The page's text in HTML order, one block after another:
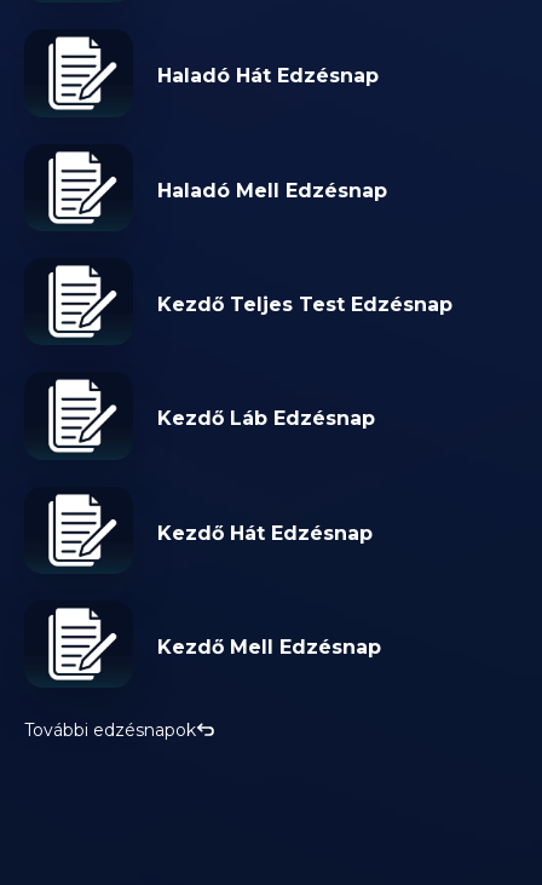
Haladó Hát Edzésnap
Haladó Mell Edzésnap
Kezdő Teljes Test Edzésnap
Kezdő Láb Edzésnap
Kezdő Hát Edzésnap
Kezdő Mell Edzésnap
További edzésnapok